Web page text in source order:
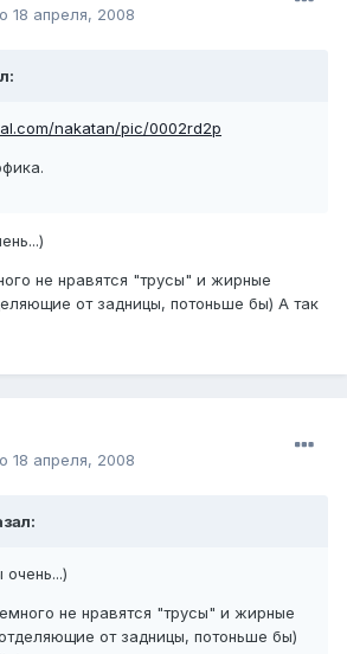
18 апреля, 2008
nakatan/pic/0002rd2p
не нравятся "трусы" и жирные
от задницы, потоньше бы) А так
18 апреля, 2008
не нравятся "трусы" и жирные
от задницы, потоньше бы)